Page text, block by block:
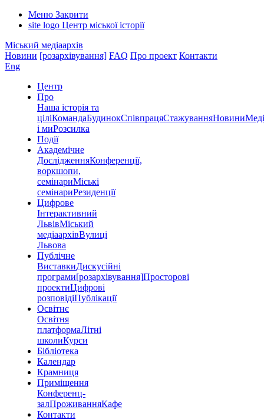
Меню Закрити
site logo Центр міської історії
Міський медіаархів
Новини [розархівування] FAQ Про проект Контакти
Eng
Центр
Про
Наша історія та
ціліКомандаБудинокСпівпрацяСтажуванняНовини
і миРозсилка
Події
Академічне
ДослідженняКонференції,
воркшопи,
семінариМіські
семінариРезиденції
Цифрове
Інтерактивний
ЛьвівМіський
медіаархівВулиці
Львова
Публічне
ВиставкиДискусійні
програми[розархівування]Просторові
проектиЦифрові
розповідіПублікації
Освітнє
Освітня
платформаЛітні
школиКурси
Бібліотека
Календар
Крамниця
Приміщення
Конференц-
залПроживанняКафе
Контакти